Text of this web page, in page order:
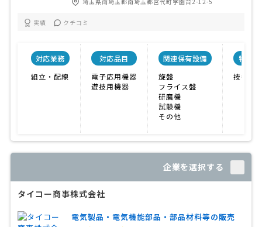
実績 クチコミ
対応業務
組立・配線
対応品目
電子応用機器
遊技用機器
関連保有設備
旋盤
フライス盤
研磨機
試験機
その他
特色
技術力
企業を選択する
タイコー商事株式会社
電気製品・電気機能部品・部品材料等の販売